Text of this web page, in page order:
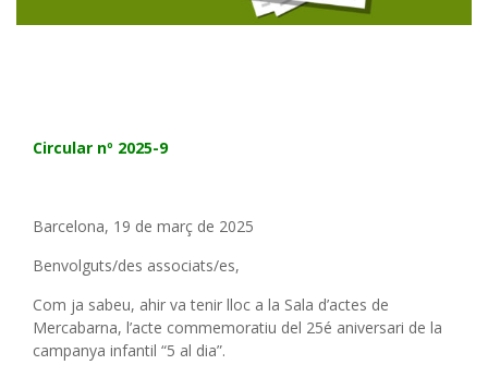
Circular nº 2025-9
Barcelona, 19 de març de 2025
Benvolguts/des associats/es,
Com ja sabeu, ahir va tenir lloc a la Sala d’actes de
Mercabarna, l’acte commemoratiu del 25é aniversari de la
campanya infantil “5 al dia”.